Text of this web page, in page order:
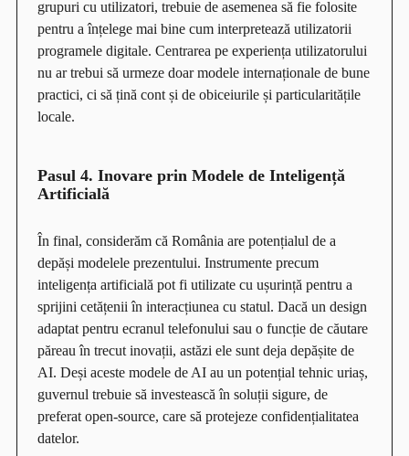
grupuri cu utilizatori, trebuie de asemenea să fie folosite
pentru a înțelege mai bine cum interpretează utilizatorii
programele digitale. Centrarea pe experiența utilizatorului
nu ar trebui să urmeze doar modele internaționale de bune
practici, ci să țină cont și de obiceiurile și particularitățile
locale.
Pasul 4. Inovare prin Modele de Inteligență
Artificială
În final, considerăm că România are potențialul de a
depăși modelele prezentului. Instrumente precum
inteligența artificială pot fi utilizate cu ușurință pentru a
sprijini cetățenii în interacțiunea cu statul. Dacă un design
adaptat pentru ecranul telefonului sau o funcție de căutare
păreau în trecut inovații, astăzi ele sunt deja depășite de
AI. Deși aceste modele de AI au un potențial tehnic uriaș,
guvernul trebuie să investească în soluții sigure, de
preferat open-source, care să protejeze confidențialitatea
datelor.